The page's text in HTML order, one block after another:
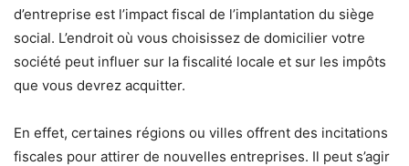
d’entreprise est l’impact fiscal de l’implantation du siège
social. L’endroit où vous choisissez de domicilier votre
société peut influer sur la fiscalité locale et sur les impôts
que vous devrez acquitter.
En effet, certaines régions ou villes offrent des incitations
fiscales pour attirer de nouvelles entreprises. Il peut s’agir